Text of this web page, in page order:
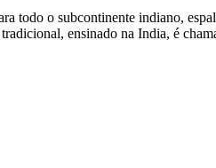
todo o subcontinente indiano,
ensinado na India, é